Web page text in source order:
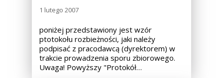
1 lutego 2007
poniżej przedstawiony jest wzór
ptotokołu rozbieżności, jaki należy
podpisać z pracodawcą (dyrektorem) w
trakcie prowadzenia sporu zbiorowego.
Uwaga! Powyższy "Protokół…